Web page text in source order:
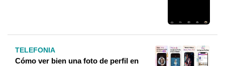
TELEFONIA
Cómo ver bien una foto de perfil en